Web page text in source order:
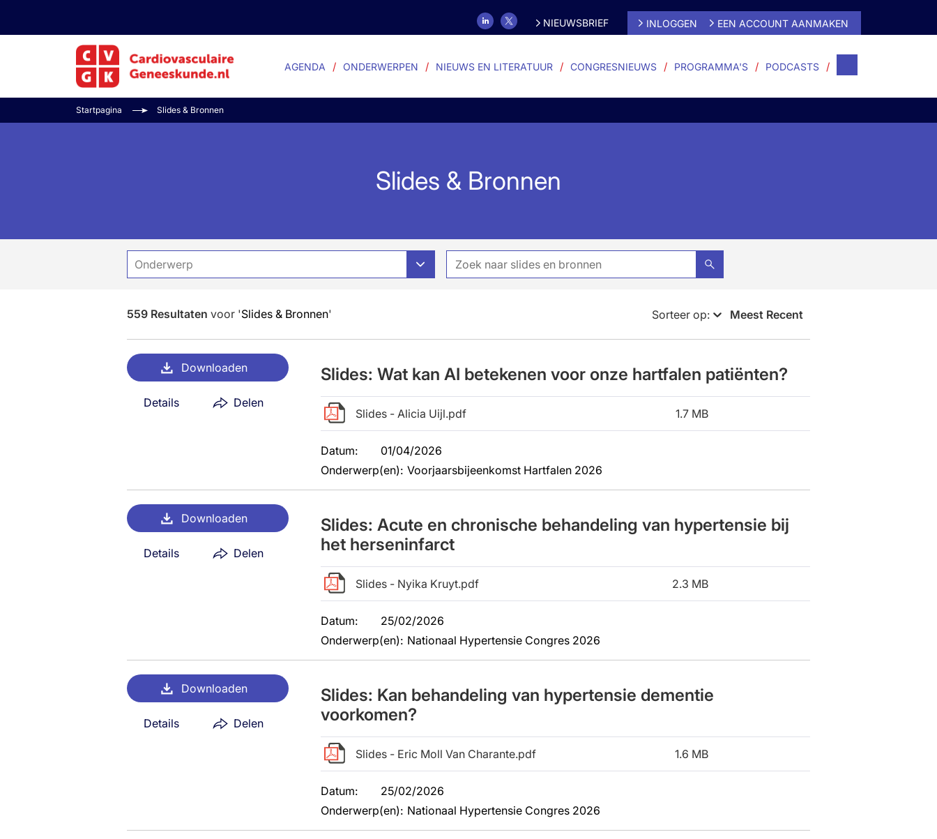
NIEUWSBRIEF INLOGGEN EEN ACCOUNT AANMAKEN
AGENDA ONDERWERPEN NIEUWS EN LITERATUUR CONGRESNIEUWS PROGRAMMA'S PODCASTS
Startpagina Slides & Bronnen
Slides & Bronnen
Onderwerp
559 Resultaten voor 'Slides & Bronnen' Sorteer op: Meest Recent
Downloaden
Details Delen
Slides: Wat kan AI betekenen voor onze hartfalen patiënten?
Slides - Alicia Uijl.pdf 1.7 MB
Datum:
01/04/2026
Onderwerp(en): Voorjaarsbijeenkomst Hartfalen 2026
Downloaden
Details Delen
Slides: Acute en chronische behandeling van hypertensie bij
het herseninfarct
Slides - Nyika Kruyt.pdf 2.3 MB
Datum:
25/02/2026
Onderwerp(en): Nationaal Hypertensie Congres 2026
Downloaden
Details Delen
Slides: Kan behandeling van hypertensie dementie
voorkomen?
Slides - Eric Moll Van Charante.pdf 1.6 MB
Datum:
25/02/2026
Onderwerp(en): Nationaal Hypertensie Congres 2026